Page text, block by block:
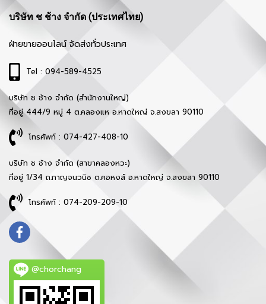
บริษัท ช ช้าง จำกัด (ประเทศไทย)
ฝ่ายขายออนไลน์ จัดส่งทั่วประเทศ
Tel : 094-589-4525
บริษัท ช ช้าง จำกัด (สำนักงานใหญ่)
ที่อยู่ 444/9 หมู่ 4 ต.คลองแห อ.หาดใหญ่ จ.สงขลา 90110
โทรศัพท์ : 074-427-408-10
บริษัท ช ช้าง จำกัด (สาขาคลองหวะ)
ที่อยู่ 1/34 ถ.กาญจนวนิช ต.คอหงส์ อ.หาดใหญ่ จ.สงขลา 90110
โทรศัพท์ : 074-209-209-10
@chorchang